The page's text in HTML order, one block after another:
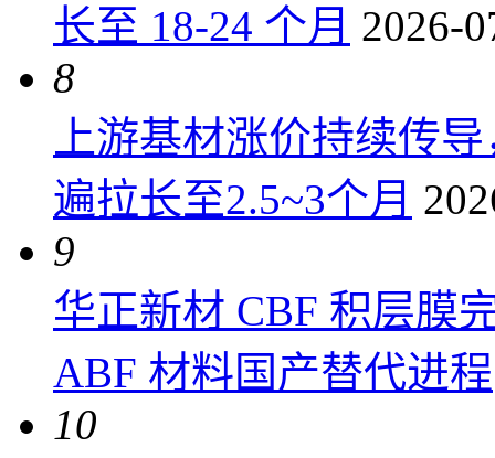
长至 18-24 个月 2026-
8
上游基材涨价持续传
遍拉长至2.5~3个月
9
华正新材 CBF 积层膜
ABF 材料国产替代进程
10